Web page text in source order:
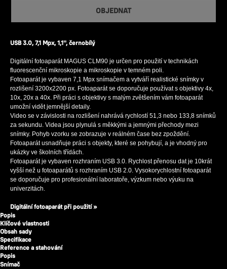
OBJEDNAT
USB 3.0, 7,1 Mpx, 1,1'', černobílý
Digitální fotoaparát MAGUS CLM90 je určen pro použití v technikách
fluorescenční mikroskopie a mikroskopie v temném poli.
Fotoaparát je vybaven 7,1 Mpx snímačem a vytváří realistické snímky v
rozlišení 3200x2200 px. Fotoaparát se doporučuje používat s objektivy 4x,
10x, 20x a 40x. Při práci s objektivy s malým zvětšením vám fotoaparát
umožní vidět jemnější detaily.
Video se v závislosti na rozlišení nahrává rychlostí 51,3 nebo 133,8 snímků
za sekundu. Videa jsou plynulá s měkkými a jemnými přechody mezi
snímky. Pohyb vzorku se zobrazuje v reálném čase bez zpoždění.
Fotoaparát usnadňuje práci s objekty, které se pohybují, a je vhodný pro
ukázky ve školních třídách.
Fotoaparát je vybaven rozhraním USB 3.0. Rychlost přenosu dat je 10krát
vyšší než u fotoaparátů s rozhraním USB 2.0. Vysokorychlostní fotoaparát
se doporučuje pro profesionální laboratoře, výzkum nebo výuku na
univerzitách.
Digitální fotoaparát při použití »
Popis
Klíčové vlastnosti
Obsah sady
Specifikace
Reference a stahování
Popis
Snímač